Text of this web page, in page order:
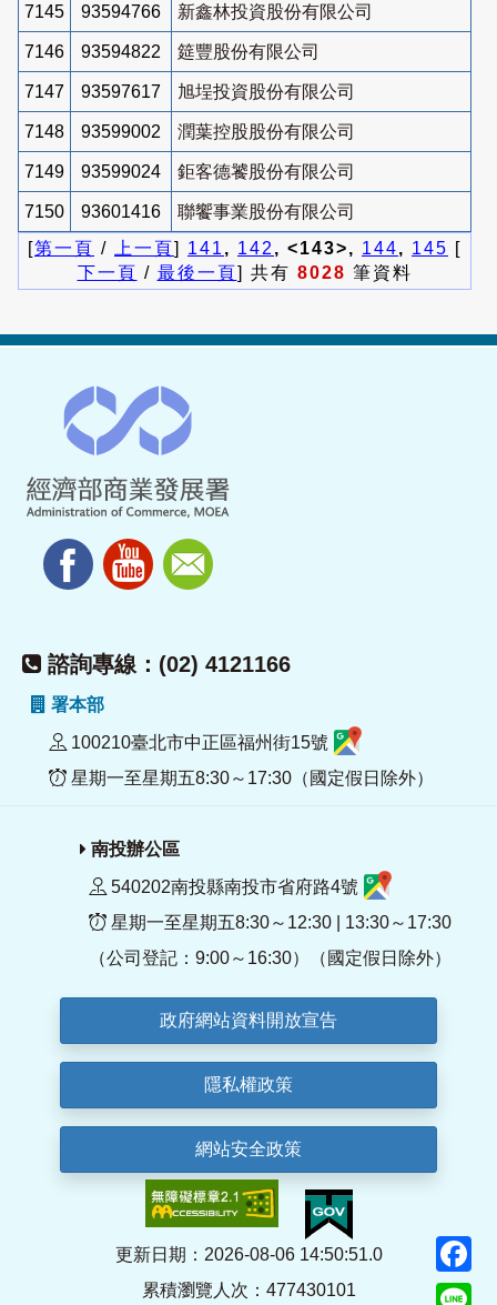
7145 93594766 新鑫林投資股份有限公司
7146 93594822 筵豐股份有限公司
7147 93597617 旭埕投資股份有限公司
7148 93599002 潤葉控股股份有限公司
7149 93599024 鉅客德饕股份有限公司
7150 93601416
聯饗事業股份有限公司
[第一頁 / 上一頁] 141 , 142 , <143>, 144, 145 [
下一頁 / 最後一頁] 共有 8028 筆資料
諮詢專線：(02) 4121166
署本部
100210臺北市中正區福州街15號
星期一至星期五8:30～17:30（國定假日除外）
南投辦公區
540202南投縣南投市省府路4號
星期一至星期五8:30～12:30 | 13:30～17:30
（公司登記：9:00～16:30）（國定假日除外）
政府網站資料開放宣告
隱私權政策
網站安全政策
更新日期：2026-08-06 14:50:51.0
累積瀏覽人次：477430101